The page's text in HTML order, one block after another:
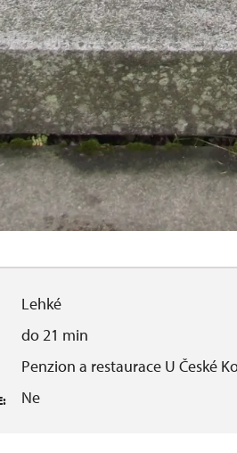
Lehké
do 21 min
Penzion a restaurace U České
Ne